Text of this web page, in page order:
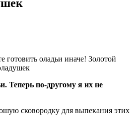
по-другому я их не
сковородку для выпекания этих